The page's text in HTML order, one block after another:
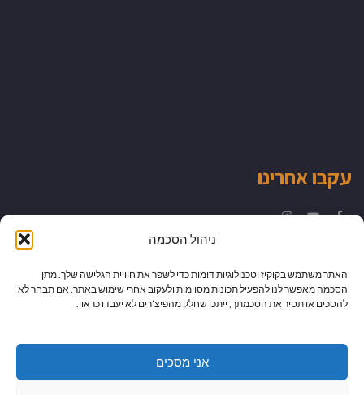
ניהול הסכמה
האתר משתמש בקוקיז וטכנולוגיות דומות כדי לשפר את חוויית הגלישה שלך. מתן
הסכמה מאפשר לנו להפעיל תכונות מסוימות ולעקוב אחרי שימוש באתר. אם תבחר לא
להסכים או תסיר את הסכמתך, ייתכן שחלק מהפיצ’רים לא יעבדו כראוי.
אני מסכים
עקבו אחרינו